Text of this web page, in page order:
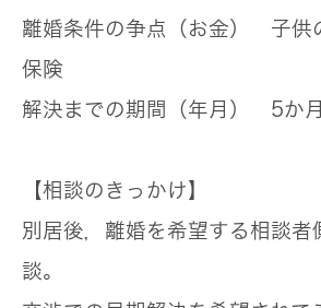
離婚条件の争点（お金） 子供
保険
解決までの期間（年月） 5か月
【相談のきっかけ】
別居後，離婚を希望する相談者
談。